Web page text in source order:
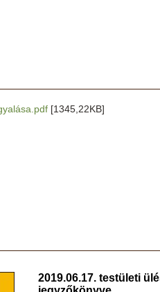
[1345,22KB]
2019.06.17. testületi